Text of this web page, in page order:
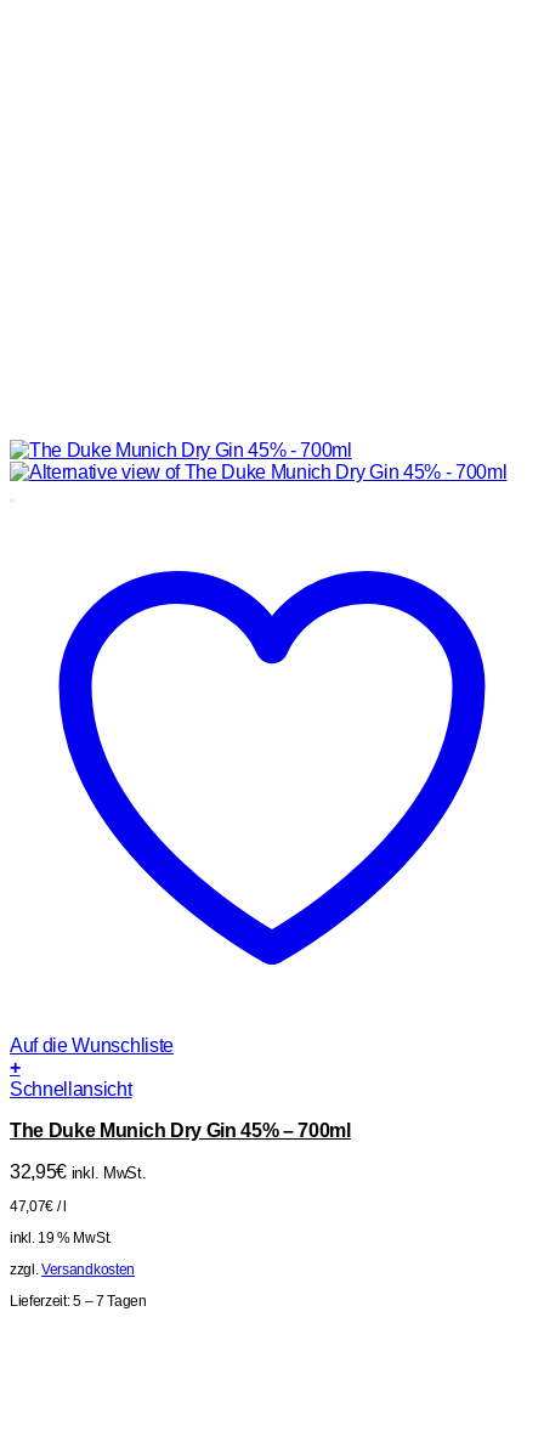
Auf die Wunschliste
+
Schnellansicht
The Duke Munich Dry Gin 45% – 700ml
32,95€ inkl. MwSt.
47,07€ /
inkl. 19 % MwSt.
zzgl.Versandkosten
Lieferzeit:5 – 7 Tagen